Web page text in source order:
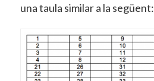
una taula similar a la següent: